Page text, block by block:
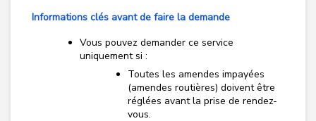
Informations clés avant de faire la demande
Vous pouvez demander ce service
uniquement si :
Toutes les amendes impayées
(amendes routières) doivent être
réglées avant la prise de rendez-
vous.